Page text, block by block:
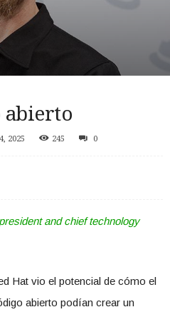
abierto
2025 245 0
and chief technology
Hat vio el potencial de cómo el
abierto podían crear un